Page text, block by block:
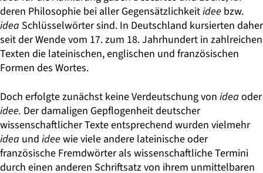
deren Philosophie bei aller Gegensätzlichkeitidee bzw.
idea Schlüsselwörter sind. In Deutschland kursierten daher
seit der Wende vom 17. zum 18. Jahrhundert in zahlreichen
Texten die lateinischen, englischen und französischen
Formen des Wortes.
Doch erfolgte zunächst keine Verdeutschung von idea oder
idee. Der damaligen Gepflogenheit deutscher
wissenschaftlicher Texte entsprechend wurden vielmehr
idea und idee wie viele andere lateinische oder
französische Fremdwörter als wissenschaftliche Termini
durch einen anderen Schriftsatz von ihrem unmittelbaren